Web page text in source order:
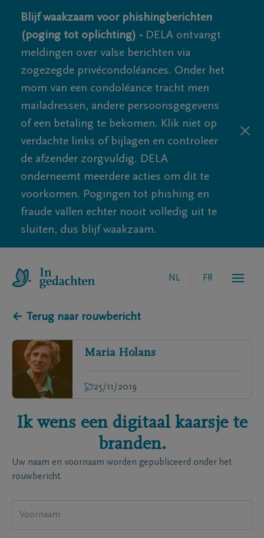
Blijf waakzaam voor phishingberichten
(poging tot oplichting) - DELA ontvangt
meldingen over valse berichten via
zogezegde privécondoléances. Onder het
mom van een condoléance tracht men
mailadressen, andere persoonsgegevens
of een betaling te bekomen. Klik niet op
verdachte links of bijlagen en controleer
de afzender zorgvuldig. DELA
onderneemt meerdere acties om dit te
voorkomen. Pogingen tot phishing en
fraude vallen echter nooit volledig uit te
sluiten, dus blijf waakzaam.
NL FR
← Terug naar rouwbericht
Maria Holans
25/11/2019
Ik wens een digitaal kaarsje te
branden.
Uw naam en voornaam worden gepubliceerd onder het
rouwbericht.